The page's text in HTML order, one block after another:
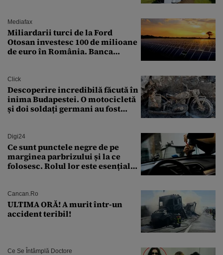
Mediafax
Miliardarii turci de la Ford
Otosan investesc 100 de milioane
de euro în România. Banca
Click
Descoperire incredibilă făcută în
inima Budapestei. O motocicletă
și doi soldați germani au fost
Digi24
Ce sunt punctele negre de pe
marginea parbrizului și la ce
folosesc. Rolul lor este esențial
Cancan.ro
ULTIMA ORĂ! A murit într-un
accident teribil!
Ce Se Întâmplă Doctore